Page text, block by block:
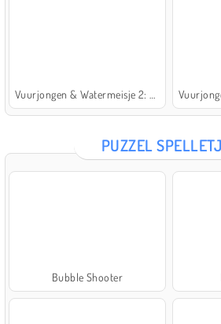
PUZZEL
Bubble Shooter